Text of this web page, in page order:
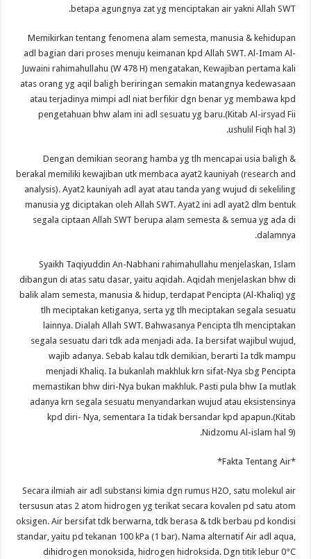
betapa agungnya zat yg menciptakan air yakni Allah SWT.
Memikirkan tentang fenomena alam semesta, manusia & kehidupan
adl bagian dari proses menuju keimanan kpd Allah SWT. Al-Imam Al-
Juwaini rahimahullahu (W 478 H) mengatakan, Kewajiban pertama kali
atas orang yg aqil baligh beriringan semakin matangnya kedewasaan
atau terjadinya mimpi adl niat berfikir dgn benar yg membawa kpd
pengetahuan bhw alam ini adl sesuatu yg baru.(Kitab Al-irsyad Fii
ushulil Fiqh hal 3).
Dengan demikian seorang hamba yg tlh mencapai usia baligh &
berakal memiliki kewajiban utk membaca ayat2 kauniyah (research and
analysis). Ayat2 kauniyah adl ayat atau tanda yang wujud di sekeliling
manusia yg diciptakan oleh Allah SWT. Ayat2 ini adl ayat2 dlm bentuk
segala ciptaan Allah SWT berupa alam semesta & semua yg ada di
dalamnya.
Syaikh Taqiyuddin An-Nabhani rahimahullahu menjelaskan, Islam
dibangun di atas satu dasar, yaitu aqidah. Aqidah menjelaskan bhw di
balik alam semesta, manusia & hidup, terdapat Pencipta (Al-Khaliq) yg
tlh meciptakan ketiganya, serta yg tlh meciptakan segala sesuatu
lainnya. Dialah Allah SWT. Bahwasanya Pencipta tlh menciptakan
segala sesuatu dari tdk ada menjadi ada. Ia bersifat wajibul wujud,
wajib adanya. Sebab kalau tdk demikian, berarti Ia tdk mampu
menjadi Khaliq. Ia bukanlah makhluk krn sifat-Nya sbg Pencipta
memastikan bhw diri-Nya bukan makhluk. Pasti pula bhw Ia mutlak
adanya krn segala sesuatu menyandarkan wujud atau eksistensinya
kpd diri- Nya, sementara Ia tidak bersandar kpd apapun.(Kitab
Nidzomu Al-islam hal 9).
*Fakta Tentang Air*
Secara ilmiah air adl substansi kimia dgn rumus H2O, satu molekul air
tersusun atas 2 atom hidrogen yg terikat secara kovalen pd satu atom
oksigen. Air bersifat tdk berwarna, tdk berasa & tdk berbau pd kondisi
standar, yaitu pd tekanan 100 kPa (1 bar). Nama alternatif Air adl aqua,
dihidrogen monoksida, hidrogen hidroksida. Dgn titik lebur 0°C